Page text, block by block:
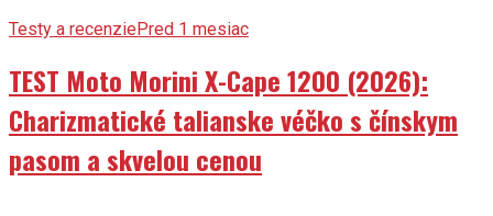
Testy a recenziePred 1 mesiac
TEST Moto Morini X-Cape 1200 (2026):
Charizmatické talianske véčko s čínskym
pasom a skvelou cenou